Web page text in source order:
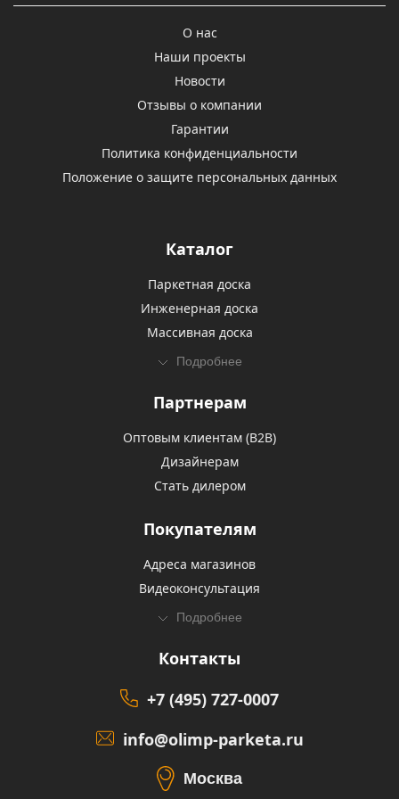
О нас
Наши проекты
Новости
Отзывы о компании
Гарантии
Политика конфиденциальности
Положение о защите персональных данных
Каталог
Паркетная доска
Инженерная доска
Массивная доска
Подробнее
Партнерам
Оптовым клиентам (В2В)
Дизайнерам
Стать дилером
Покупателям
Адреса магазинов
Видеоконсультация
Подробнее
Контакты
+7 (495) 727-0007
info@olimp-parketa.ru
Москва